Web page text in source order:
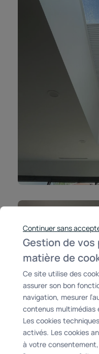
Continuer sans
Gestion de
matière de
Ce site utilise des
assurer son bon
navigation, mesurer
contenus multimédias
Les cookies
activés. Les cookies
à votre